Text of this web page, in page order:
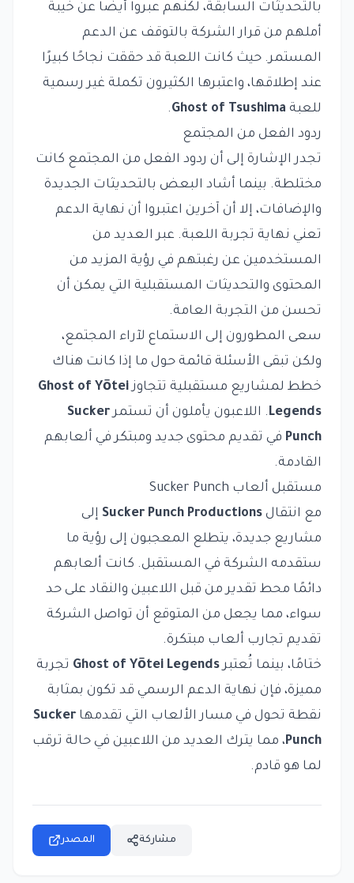
بالتحديثات السابقة، لكنهم عبروا أيضًا عن خيبة
أملهم من قرار الشركة بالتوقف عن الدعم
المستمر. حيث كانت اللعبة قد حققت نجاحًا كبيرًا
عند إطلاقها، واعتبرها الكثيرون تكملة غير رسمية
للعبة Ghost of Tsushima
.
ردود الفعل من المجتمع
تجدر الإشارة إلى أن ردود الفعل من المجتمع كانت
مختلطة. بينما أشاد البعض بالتحديثات الجديدة
والإضافات، إلا أن آخرين اعتبروا أن نهاية الدعم
تعني نهاية تجربة اللعبة. عبر العديد من
المستخدمين عن رغبتهم في رؤية المزيد من
المحتوى والتحديثات المستقبلية التي يمكن أن
تحسن من التجربة العامة.
سعى المطورون إلى الاستماع لآراء المجتمع،
ولكن تبقى الأسئلة قائمة حول ما إذا كانت هناك
خطط لمشاريع مستقبلية تتجاوزGhost of Yōtei
Legends. اللاعبون يأملون أن تستمرSucker
Punch في تقديم محتوى جديد ومبتكر في ألعابهم
القادمة.
مستقبل ألعاب Sucker Punch
مع انتقال Sucker Punch Productions إلى
مشاريع جديدة، يتطلع المعجبون إلى رؤية ما
ستقدمه الشركة في المستقبل. كانت ألعابهم
دائمًا محط تقدير من قبل اللاعبين والنقاد على حد
سواء، مما يجعل من المتوقع أن تواصل الشركة
تقديم تجارب ألعاب مبتكرة.
ختامًا، بينما تُعتبرGhost of Yōtei Legends تجربة
مميزة، فإن نهاية الدعم الرسمي قد تكون بمثابة
نقطة تحول في مسار الألعاب التي تقدمهاSucker
Punch، مما يترك العديد من اللاعبين في حالة ترقب
لما هو قادم.
المصدر مشاركة